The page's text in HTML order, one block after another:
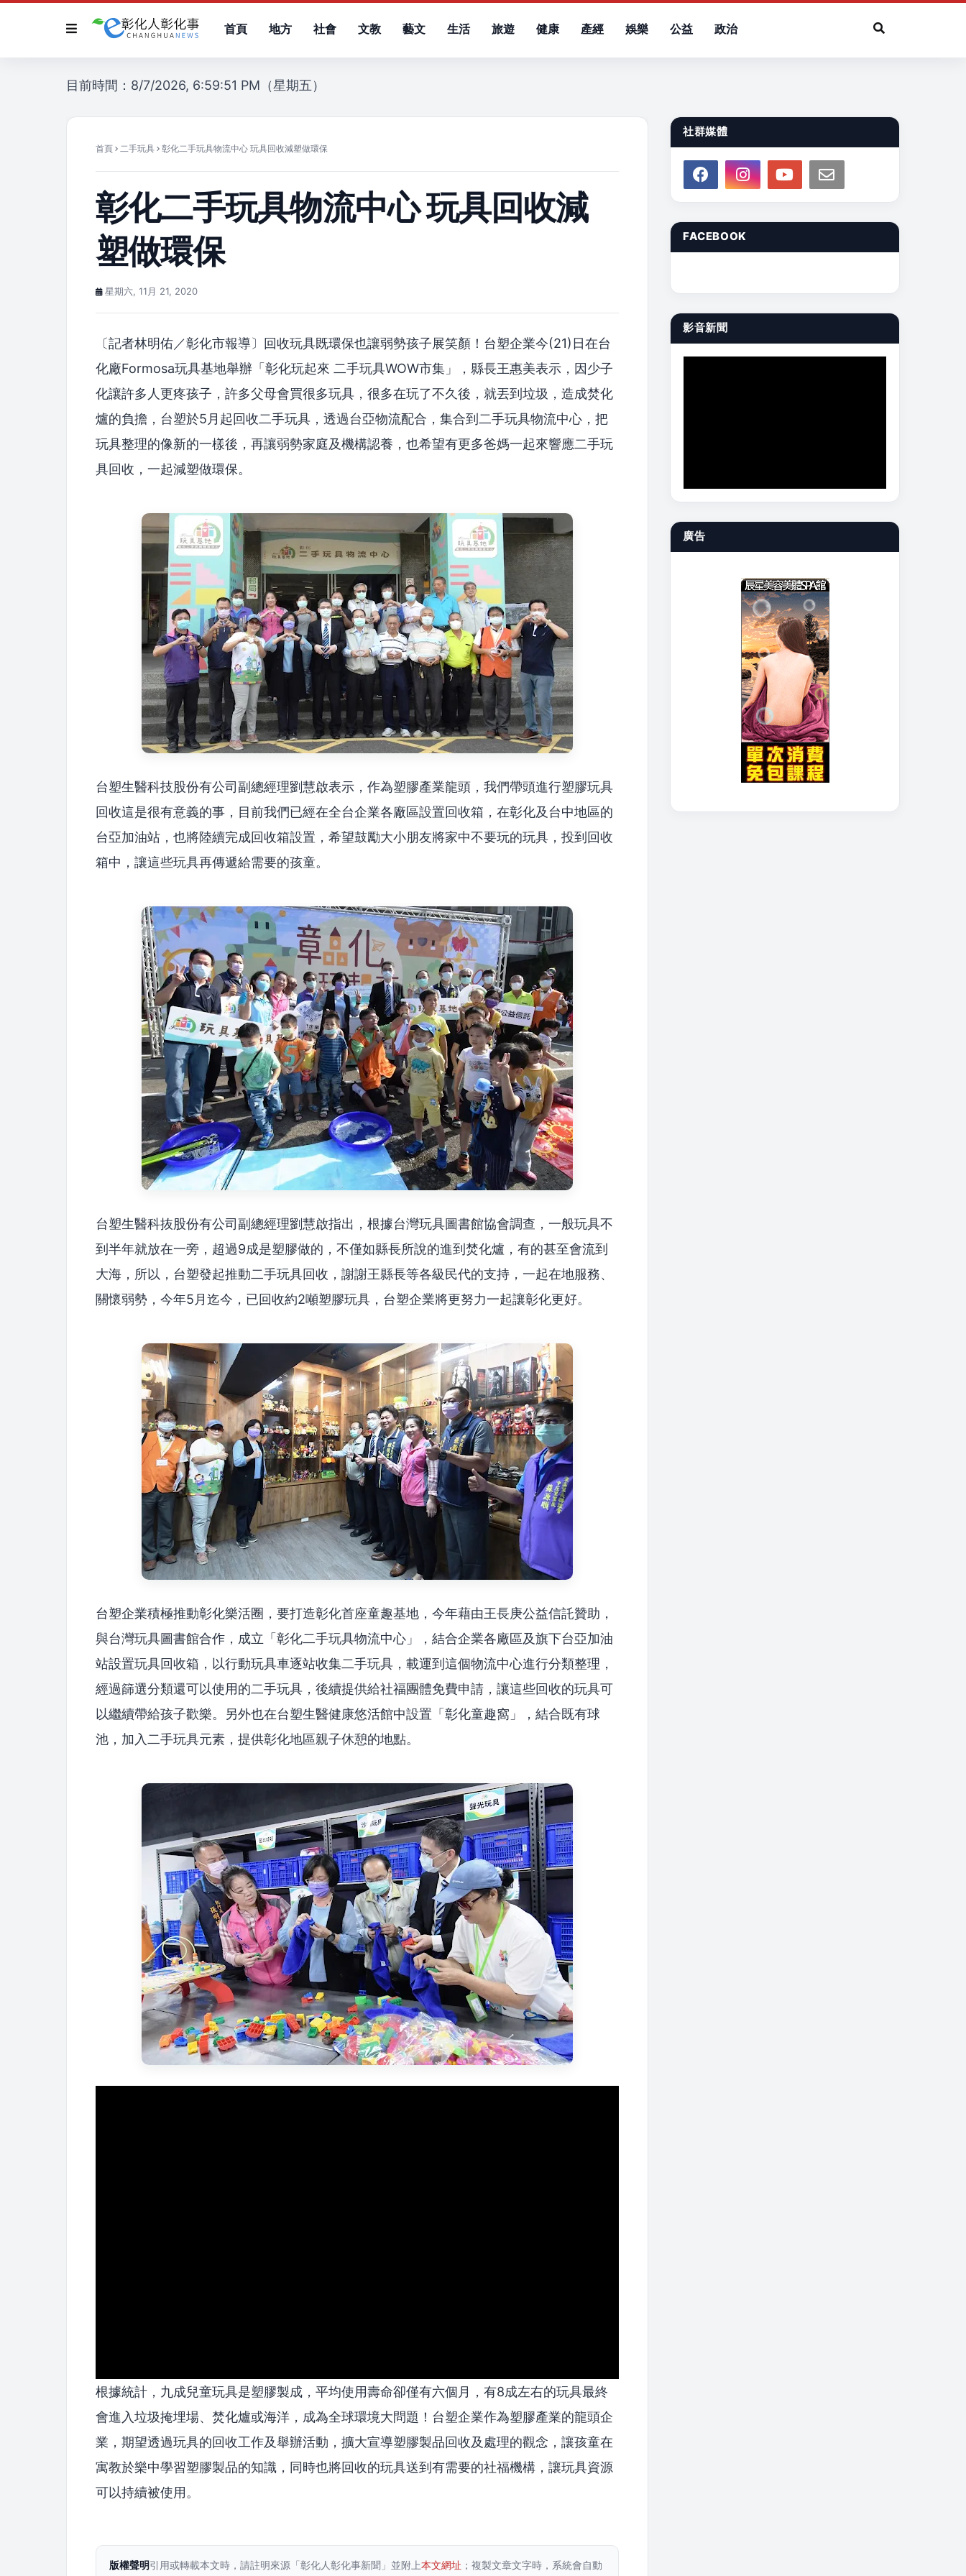
首頁 地方 社會 文教 藝文 生活 旅遊 健康 產經 娛樂 公益 政治
目前時間：8/7/2026, 6:59:51 PM（星期五）
首頁 二手玩具 彰化二手玩具物流中心 玩具回收減塑做環保
彰化二手玩具物流中心 玩具回收減
塑做環保
星期六, 11月 21, 2020
〔記者林明佑／彰化市報導〕回收玩具既環保也讓弱勢孩子展笑顏！台塑企業今(21)日在台
化廠Formosa玩具基地舉辦「彰化玩起來 二手玩具WOW市集」，縣長王惠美表示，因少子
化讓許多人更疼孩子，許多父母會買很多玩具，很多在玩了不久後，就丟到垃圾，造成焚化
爐的負擔，台塑於5月起回收二手玩具，透過台亞物流配合，集合到二手玩具物流中心，把
玩具整理的像新的一樣後，再讓弱勢家庭及機構認養，也希望有更多爸媽一起來響應二手玩
具回收，一起減塑做環保。
台塑生醫科技股份有公司副總經理劉慧啟表示，作為塑膠產業龍頭，我們帶頭進行塑膠玩具
回收這是很有意義的事，目前我們已經在全台企業各廠區設置回收箱，在彰化及台中地區的
台亞加油站，也將陸續完成回收箱設置，希望鼓勵大小朋友將家中不要玩的玩具，投到回收
箱中，讓這些玩具再傳遞給需要的孩童。
台塑生醫科抜股份有公司副總經理劉慧啟指出，根據台灣玩具圖書館協會調查，一般玩具不
到半年就放在一旁，超過9成是塑膠做的，不僅如縣長所說的進到焚化爐，有的甚至會流到
大海，所以，台塑發起推動二手玩具回收，謝謝王縣長等各級民代的支持，一起在地服務、
關懷弱勢，今年5月迄今，已回收約2噸塑膠玩具，台塑企業將更努力一起讓彰化更好。
台塑企業積極推動彰化樂活圈，要打造彰化首座童趣基地，今年藉由王長庚公益信託贊助，
與台灣玩具圖書館合作，成立「彰化二手玩具物流中心」，結合企業各廠區及旗下台亞加油
站設置玩具回收箱，以行動玩具車逐站收集二手玩具，載運到這個物流中心進行分類整理，
經過篩選分類還可以使用的二手玩具，後續提供給社福團體免費申請，讓這些回收的玩具可
以繼續帶給孩子歡樂。另外也在台塑生醫健康悠活館中設置「彰化童趣窩」，結合既有球
池，加入二手玩具元素，提供彰化地區親子休憩的地點。
根據統計，九成兒童玩具是塑膠製成，平均使用壽命卻僅有六個月，有8成左右的玩具最終
會進入垃圾掩埋場、焚化爐或海洋，成為全球環境大問題！台塑企業作為塑膠產業的龍頭企
業，期望透過玩具的回收工作及舉辦活動，擴大宣導塑膠製品回收及處理的觀念，讓孩童在
寓教於樂中學習塑膠製品的知識，同時也將回收的玩具送到有需要的社福機構，讓玩具資源
可以持續被使用。
版權聲明引用或轉載本文時，請註明來源「彰化人彰化事新聞」並附上本文網址 ；複製文章文字時，系統會自動
社群媒體
FACEBOOK
影音新聞
廣告